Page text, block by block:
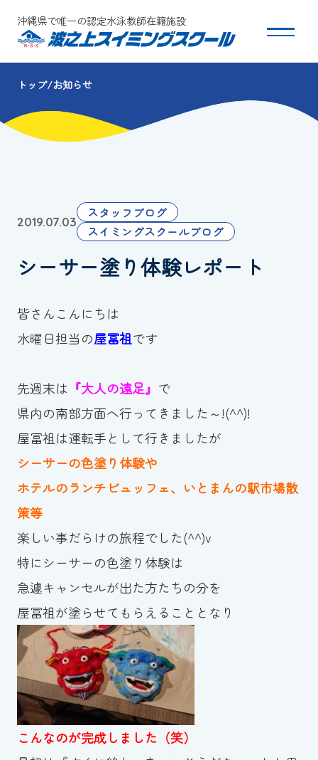
沖縄県で唯一の認定水泳教師在籍施設
スクールについて
コース・クラス紹介
団体会員募集
保護者の方へ
採用情報
お知らせ
カレンダー
波スイタイムズ
お問い合わせ
Tel.098-863-7264
平日 9:00～22:00｜土祝 9:00～21:00
メールでお問い合わせ
スイミングスクールの
体験申し込みはこちら!
トップ お知らせ
2019.07.03
スタッフブログ
スイミングスクールブログ
シーサー塗り体験レポート
皆さんこんにちは
水曜日担当の屋冨祖です
先週末は 『大人の遠足』 で
県内の南部方面へ行ってきました～!(^^)!
屋冨祖は運転手として行きましたが
シーサーの色塗り体験や
ホテルのランチビュッフェ、いとまんの駅市場散
策等
楽しい事だらけの旅程でした(^^)v
特にシーサーの色塗り体験は
急遽キャンセルが出た方たちの分を
屋冨祖が塗らせてもらえることとなり
こんなのが完成しました（笑）